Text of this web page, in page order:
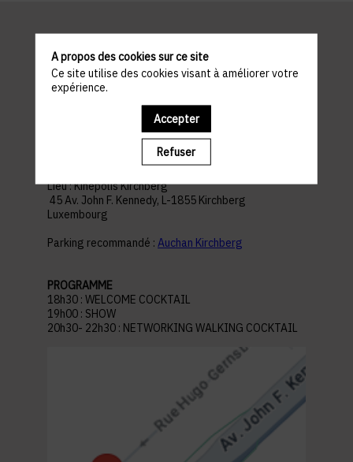
Informations
pratiques
Lieu : Kinepolis Kirchberg
45 Av. John F. Kennedy, L-1855 Kirchberg
Luxembourg
Parking recommandé : Auchan Kirchberg
PROGRAMME
18h30 : WELCOME COCKTAIL
19h00 : SHOW
20h30- 22h30 : NETWORKING WALKING COCKTAIL
A propos des cookies sur ce site
Ce site utilise des cookies visant à améliorer votre
expérience.
Accepter
Refuser